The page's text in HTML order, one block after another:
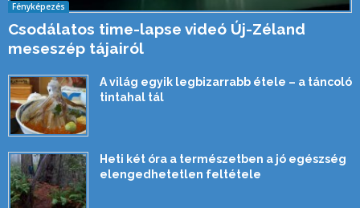
Fényképezés
Csodálatos time-lapse videó Új-Zéland
meseszép tájairól
A világ egyik legbizarrabb étele – a táncoló
tintahal tál
Heti két óra a természetben a jó egészség
elengedhetetlen feltétele